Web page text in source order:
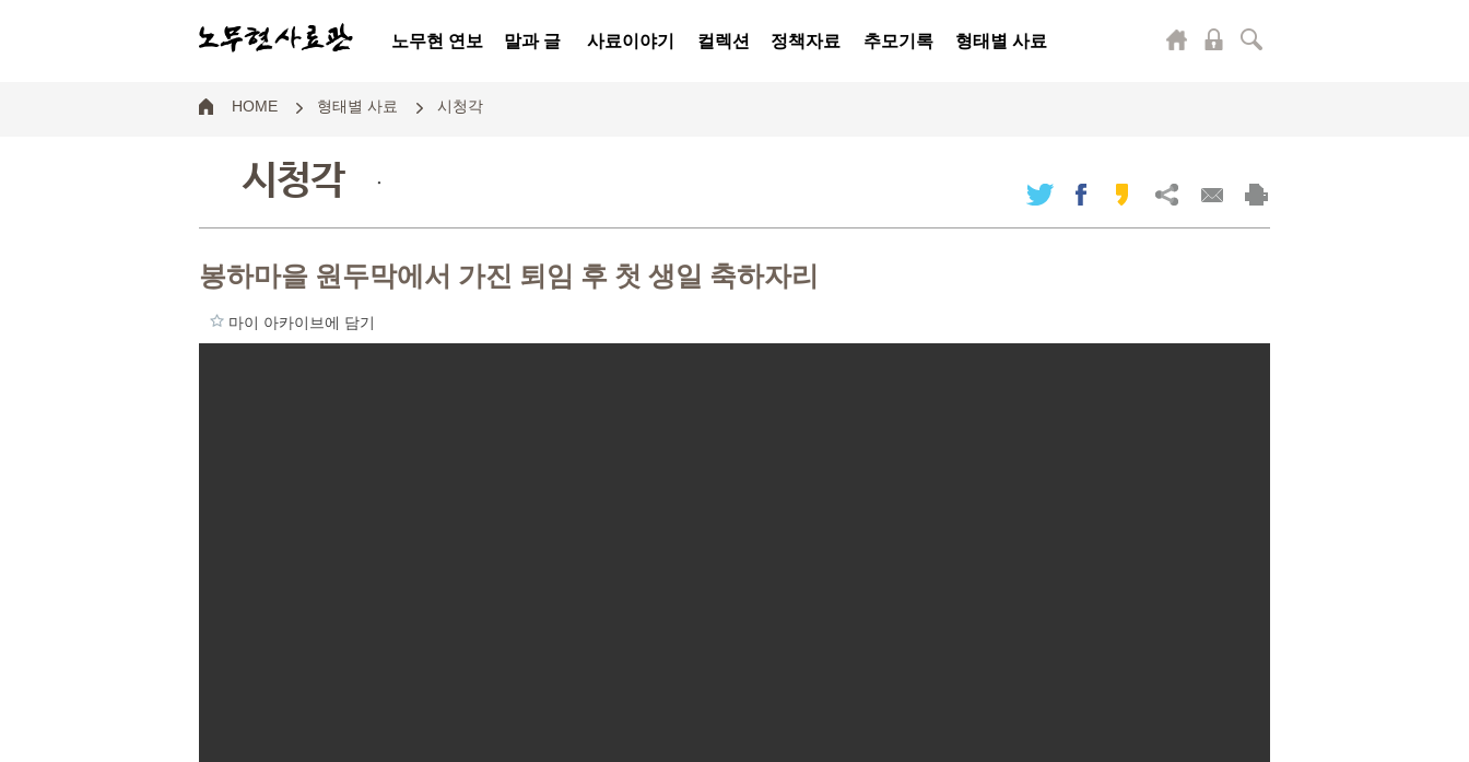
노무현 연보 말과 글 사료이야기 컬렉션 정책자료 추모기록 형태별 사료
HOME 형태별 사료 시청각
시청각 .
봉하마을 원두막에서 가진 퇴임 후 첫 생일 축하자리
마이 아카이브에 담기